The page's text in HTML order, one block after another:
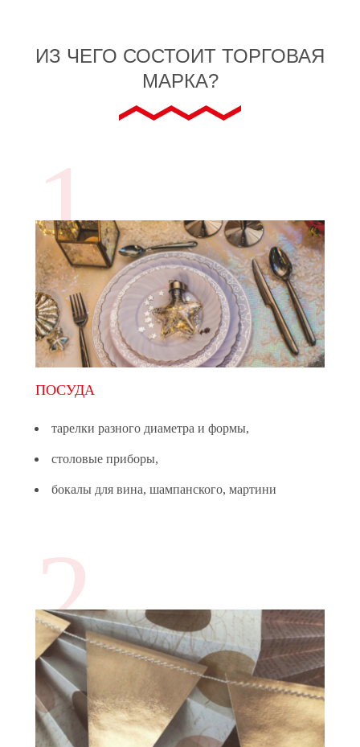
ИЗ ЧЕГО СОСТОИТ ТОРГОВАЯ
МАРКА?
1
ПОСУДА
тарелки разного диаметра и формы,
столовые приборы,
бокалы для вина, шампанского, мартини
2